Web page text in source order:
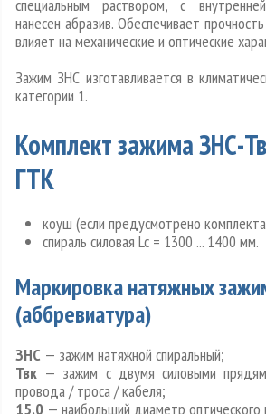
специальным раствором, с
нанесен абразив. Обеспечивает
влияет на механические и оптические
Зажим ЗНС изготавливается в
категории 1.
Комплект зажима ЗНС-
ГТК
коуш (если предусмотрено
спираль силовая Lc = 1300 ... 1400 мм.
Маркировка натяжных
(аббревиатура)
ЗНС — зажим натяжной спиральный;
Твк — зажим с двумя силовыми
провода / троса / кабеля;
15,0 — наибольший диаметр оптического